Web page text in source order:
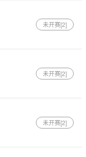
未开赛[2]
未开赛[2]
未开赛[2]